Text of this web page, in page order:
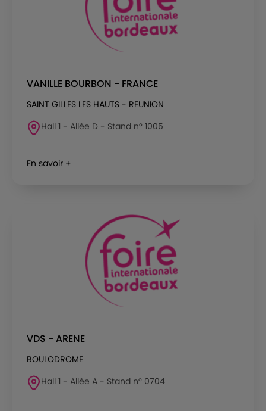
VANILLE BOURBON - FRANCE
SAINT GILLES LES HAUTS - REUNION
Hall 1 - Allée D - Stand n° 1005
En savoir +
VDS - ARENE
BOULODROME
Hall 1 - Allée A - Stand n° 0704